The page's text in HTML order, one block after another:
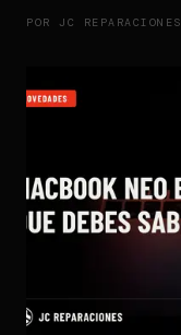
POR JC REPARACIONES